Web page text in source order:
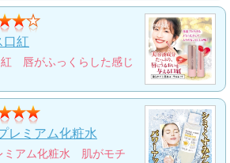
頭から足先まで全身に使えるオールインワン石
鹸
2,000円
瞬時に白肌へと導くトーンアップクリーム
2,900円
口紅
唇がふっくらした感じ
レミアム化粧水
ミアム化粧水 肌がモチ